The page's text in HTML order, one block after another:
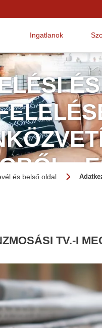
Ingatlanok
-
és belső oldal
TV.-I